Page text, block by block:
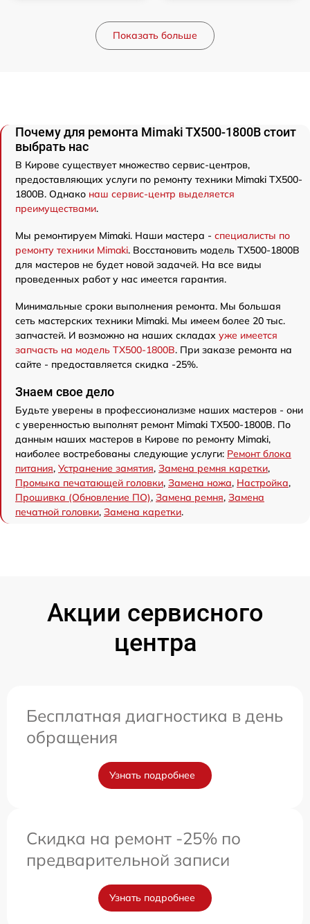
Показать больше
Почему для ремонта Mimaki TX500-1800B стоит
выбрать нас
В Кирове существует множество сервис-центров,
предоставляющих услуги по ремонту техники Mimaki TX500-
1800B. Однако наш сервис-центр выделяется
преимуществами.
Мы ремонтируем Mimaki. Наши мастера - специалисты по
ремонту техники Mimaki. Восстановить модель TX500-1800B
для мастеров не будет новой задачей. На все виды
проведенных работ у нас имеется гарантия.
Минимальные сроки выполнения ремонта. Мы большая
сеть мастерских техники Mimaki. Мы имеем более 20 тыс.
запчастей. И возможно на наших складах уже имеется
запчасть на модель TX500-1800B. При заказе ремонта на
сайте - предоставляется скидка -25%.
Знаем свое дело
Будьте уверены в профессионализме наших мастеров - они
с уверенностью выполнят ремонт Mimaki TX500-1800B. По
данным наших мастеров в Кирове по ремонту Mimaki,
наиболее востребованы следующие услуги: Ремонт блока
питания, Устранение замятия, Замена ремня каретки,
Промыка печатающей головки, Замена ножа, Настройка,
Прошивка (Обновление ПО), Замена ремня, Замена
печатной головки, Замена каретки.
Акции сервисного
центра
Бесплатная диагностика в день
обращения
Узнать подробнее
Скидка на ремонт -25% по
предварительной записи
Узнать подробнее